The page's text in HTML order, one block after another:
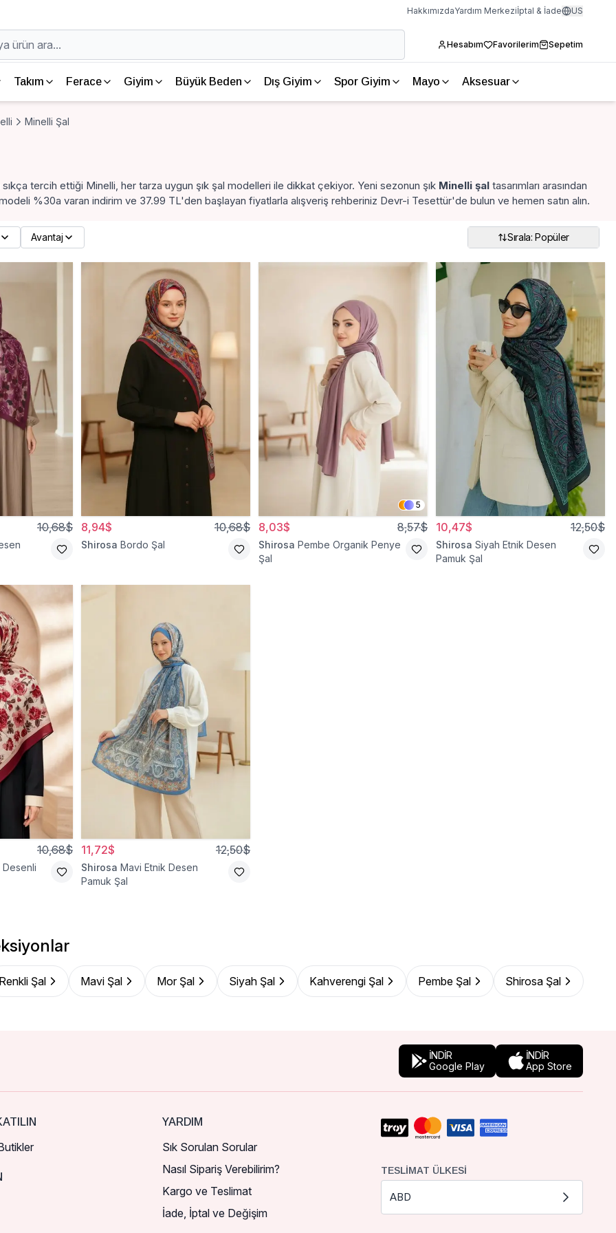
HakkımızdaYardım Merkeziİptal & İade US
Hesabım Favorilerim Sepetim
Takım Ferace Giyim Büyük Beden Dış Giyim Spor Giyim Mayo Aksesuar
Minelli Şal
sıkça tercih ettiği Minelli, her tarza uygun şık şal modelleri ile dikkat çekiyor. Yeni sezonun şık Minelli şal tasarımları arasından
%30a varan indirim ve 37.99 TL'den başlayan fiyatlarla alışveriş rehberiniz Devr-i Tesettür'de bulun ve hemen satın alın.
Avantaj Sırala: Popüler
10,68$ 8,94$ 10,68$
Shirosa Bordo Şal
5
8,03$ 8,57$
Shirosa Pembe Organik Penye
Şal
10,47$ 12,50$
Shirosa Siyah Etnik Desen
Pamuk Şal
10,68$ 11,72$ 12,50$
Shirosa Mavi Etnik Desen
Pamuk Şal
Renkli Şal Mavi Şal Mor Şal Siyah Şal Kahverengi Şal Pembe Şal Shirosa Şal
İNDİR
Google Play
İNDİR
App Store
YARDIM
Sık Sorulan Sorular
Nasıl Sipariş Verebilirim?
Kargo ve Teslimat
İade, İptal ve Değişim
TESLIMAT ÜLKESI
ABD